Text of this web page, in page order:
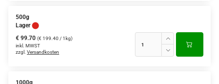
500g
Lager
€ 99.70 (€ 199.40 / 1kg)
inkl. MWST
zzgl. Versandkosten
1000g